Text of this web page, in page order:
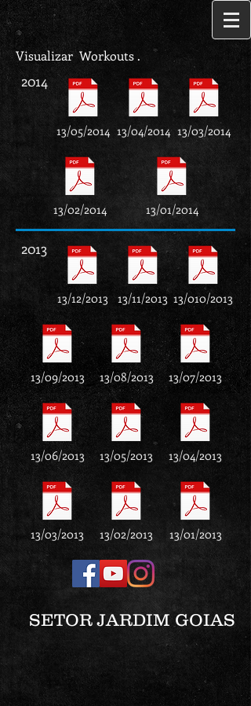
Visualizar Workouts .
2014
13/05/2014 13/04/2014 13/03/2014
13/02/2014 13/01/2014
2013
13/12/2013 13/11/2013 13/010/2013
13/09/2013 13/08/2013 13/07/2013
13/06/2013 13/05/2013 13/04/2013
13/03/2013 13/02/2013 13/01/2013
SETOR JARDIM GOIAS